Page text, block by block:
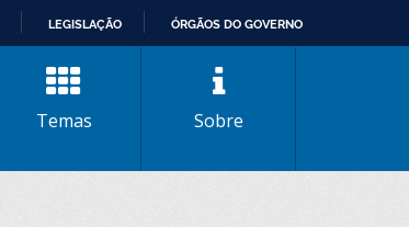
LEGISLAÇÃO ÓRGÃOS DO GOVERNO
Temas Sobre